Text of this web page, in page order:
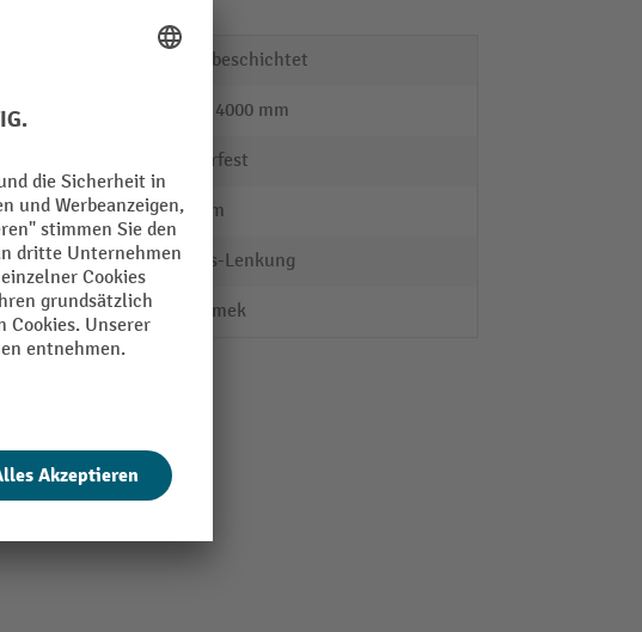
pulverbeschichtet
2500 - 4000 mm
wasserfest
640 mm
1-Achs-Lenkung
Kongamek